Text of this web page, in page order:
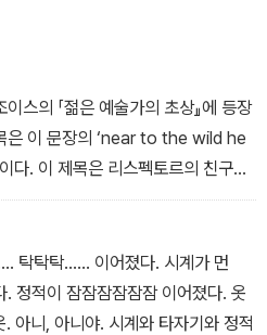
스의 「젊은 예술가의 초상』에 등장
은 이 문장의 ‘near to the wild he
다. 이 제목은 리스펙토르의 친구이
한 것이었는데, 그때까지 조이스
는 작품의 맥락보다는 나열된 단
제목을 받아들였다.
지 중 하나는 언어를 넘어선 심상
실에 관한 것이다. 따라서 이 작품
탁탁탁...... 이어졌다. 시계가 먼
정적이 잠잠잠잠잠잠 이어졌다. 옷
아니, 아니야. 시계와 타자기와 정적